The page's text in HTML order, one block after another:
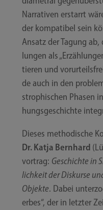
Nar­ra­ti­ven erstarrt
der kom­pa­ti­bel sein
Ansatz der Tagung
lun­gen als
tie­ren und
de auch in den
stro­phi­schen Pha­sen
hungs­ge­schich­te
Die­ses metho­di­sche
Dr. Kat­ja Bern­hard
vor­trag: Geschich­te in
lich­keit der Dis­kur­se
Objek­te. Dabei
er­bes“, der in letz­ter